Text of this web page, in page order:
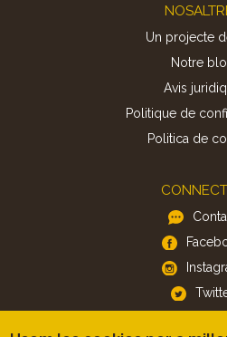
Un projecte
Notre
Avis
Politique de
Politica de